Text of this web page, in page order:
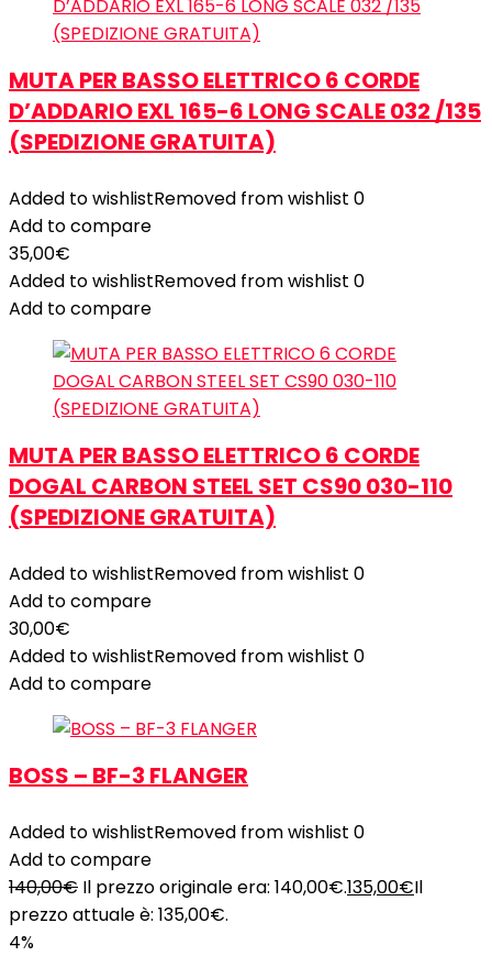
MUTA PER BASSO ELETTRICO 6 CORDE
D’ADDARIO EXL 165-6 LONG SCALE 032 /135
(SPEDIZIONE GRATUITA)
Added to wishlistRemoved from wishlist 0
Add to compare
35,00€
Added to wishlistRemoved from wishlist 0
Add to compare
MUTA PER BASSO ELETTRICO 6 CORDE
DOGAL CARBON STEEL SET CS90 030-110
(SPEDIZIONE GRATUITA)
Added to wishlistRemoved from wishlist 0
Add to compare
30,00€
Added to wishlistRemoved from wishlist 0
Add to compare
BOSS – BF-3 FLANGER
Added to wishlistRemoved from wishlist 0
Add to compare
140,00€ Il prezzo originale era: 140,00€.135,00€Il
prezzo attuale è: 135,00€.
4%